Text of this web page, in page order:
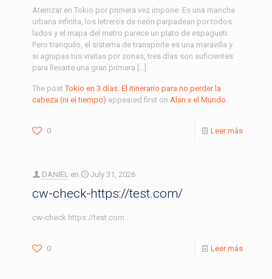
Aterrizar en Tokio por primera vez impone. Es una mancha
urbana infinita, los letreros de neón parpadean por todos
lados y el mapa del metro parece un plato de espagueti.
Pero tranquilo, el sistema de transporte es una maravilla y
si agrupas tus visitas por zonas, tres días son suficientes
para llevarte una gran primera […]
The postTokio en 3 días: El itinerario para no perder la
cabeza (ni el tiempo) appeared first on Alan x el Mundo
0 Leer más
DANIEL en July 31, 2026
cw-check-https://test.com/
cw-check https://test.com
0 Leer más